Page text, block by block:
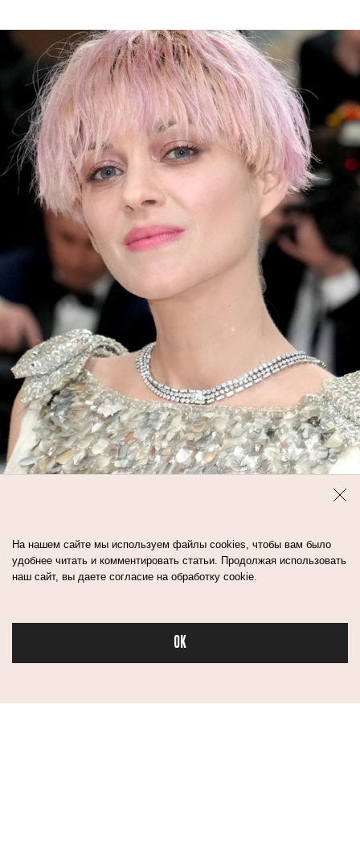
Бьюти в спорте
В цветных окрашиваниях все просто — никаких
ярких и кричащих цветов. В моде пыльные,
Но если все же хочется яркий цвет, советую
На нашем сайте мы используем файлы cookies, чтобы вам было
удобнее читать и комментировать статьи. Продолжая использовать
наш сайт, вы даете согласие на обработку cookie.
OK